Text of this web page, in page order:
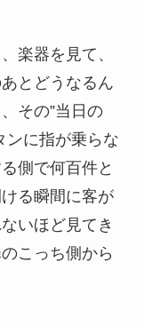
楽器を見て、
とどうなるん
その”当日の
ンに指が乗らな
側で何百件と
る瞬間に客が
いほど見てき
こっち側から